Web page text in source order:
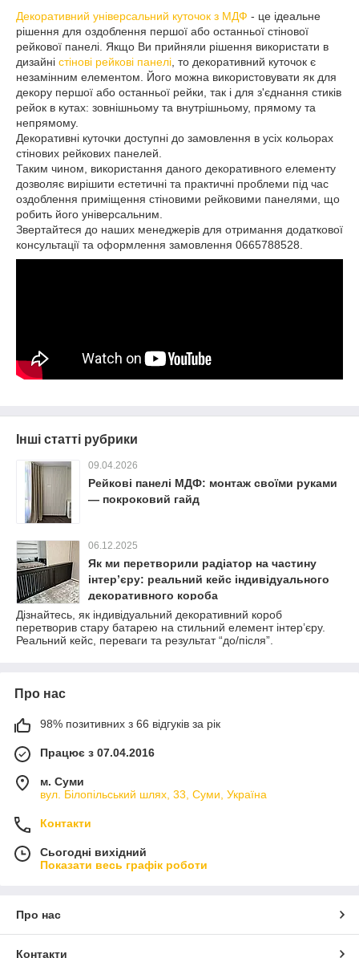
Декоративний універсальний куточок з МДФ - це ідеальне
рішення для оздоблення першої або останньої стінової
рейкової панелі. Якщо Ви прийняли рішення використати в
дизайні стінові рейкові панелі , то декоративний куточок є
незамінним елементом. Його можна використовувати як для
декору першої або останньої рейки, так і для з'єднання стиків
рейок в кутах: зовнішньому та внутрішньому, прямому та
непрямому.
Декоративні куточки доступні до замовлення в усіх кольорах
стінових рейкових панелей.
Таким чином, використання даного декоративного елементу
дозволяє вирішити естетичні та практичні проблеми під час
оздоблення приміщення стіновими рейковими панелями, що
робить його універсальним.
Звертайтеся до наших менеджерів для отримання додаткової
консультації та оформлення замовлення 0665788528.
Інші статті рубрики
09.04.2026
Рейкові панелі МДФ: монтаж своїми руками
— покроковий гайд
06.12.2025
Як ми перетворили радіатор на частину
інтер’єру: реальний кейс індивідуального
декоративного короба
Дізнайтесь, як індивідуальний декоративний короб
перетворив стару батарею на стильний елемент інтер’єру.
Реальний кейс, переваги та результат “до/після”.
Про нас
98% позитивних з 66 відгуків за рік
Працює з 07.04.2016
м. Суми
вул. Білопільський шлях, 33, Суми, Україна
Контакти
Сьогодні вихідний
Показати весь графік роботи
Про нас
Контакти